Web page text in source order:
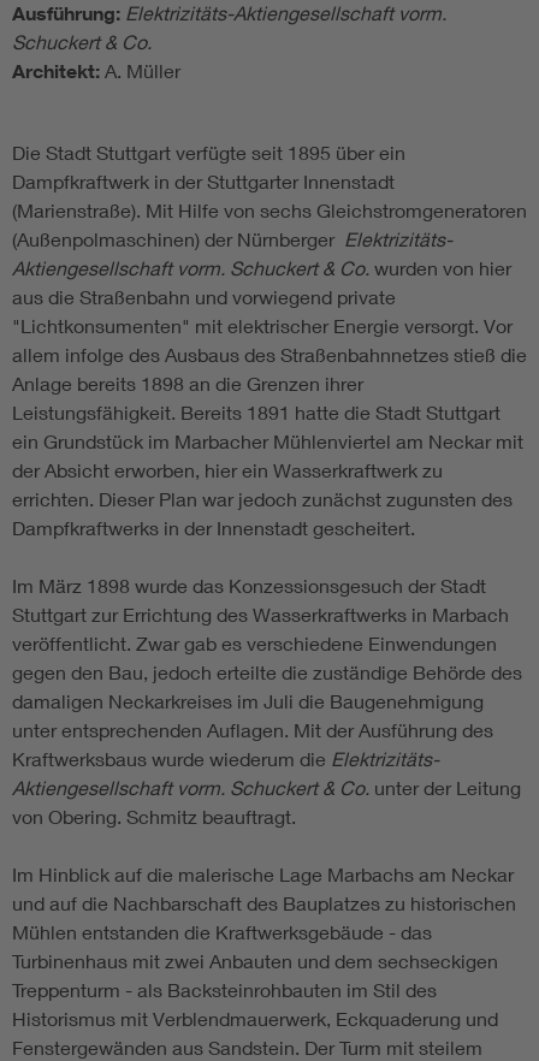
Ausführung: Elektrizitäts-Aktiengesellschaft vorm.
Schuckert & Co.
Architekt: A. Müller
Die Stadt Stuttgart verfügte seit 1895 über ein
Dampfkraftwerk in der Stuttgarter Innenstadt
(Marienstraße). Mit Hilfe von sechs Gleichstromgeneratoren
(Außenpolmaschinen) der Nürnberger Elektrizitäts-
Aktiengesellschaft vorm. Schuckert & Co. wurden von hier
aus die Straßenbahn und vorwiegend private
"Lichtkonsumenten" mit elektrischer Energie versorgt. Vor
allem infolge des Ausbaus des Straßenbahnnetzes stieß die
Anlage bereits 1898 an die Grenzen ihrer
Leistungsfähigkeit. Bereits 1891 hatte die Stadt Stuttgart
ein Grundstück im Marbacher Mühlenviertel am Neckar mit
der Absicht erworben, hier ein Wasserkraftwerk zu
errichten. Dieser Plan war jedoch zunächst zugunsten des
Dampfkraftwerks in der Innenstadt gescheitert.
Im März 1898 wurde das Konzessionsgesuch der Stadt
Stuttgart zur Errichtung des Wasserkraftwerks in Marbach
veröffentlicht. Zwar gab es verschiedene Einwendungen
gegen den Bau, jedoch erteilte die zuständige Behörde des
damaligen Neckarkreises im Juli die Baugenehmigung
unter entsprechenden Auflagen. Mit der Ausführung des
Kraftwerksbaus wurde wiederum die Elektrizitäts-
Aktiengesellschaft vorm. Schuckert & Co. unter der Leitung
von Obering. Schmitz beauftragt.
Im Hinblick auf die malerische Lage Marbachs am Neckar
und auf die Nachbarschaft des Bauplatzes zu historischen
Mühlen entstanden die Kraftwerksgebäude - das
Turbinenhaus mit zwei Anbauten und dem sechseckigen
Treppenturm - als Backsteinrohbauten im Stil des
Historismus mit Verblendmauerwerk, Eckquaderung und
Fenstergewänden aus Sandstein. Der Turm mit steilem